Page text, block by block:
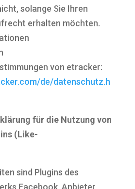
solange Sie Ihren
erhalten möchten.
von etracker:
de/datenschutz.h
für die Nutzung von
(Like-
sind Plugins des
Facebook, Anbieter